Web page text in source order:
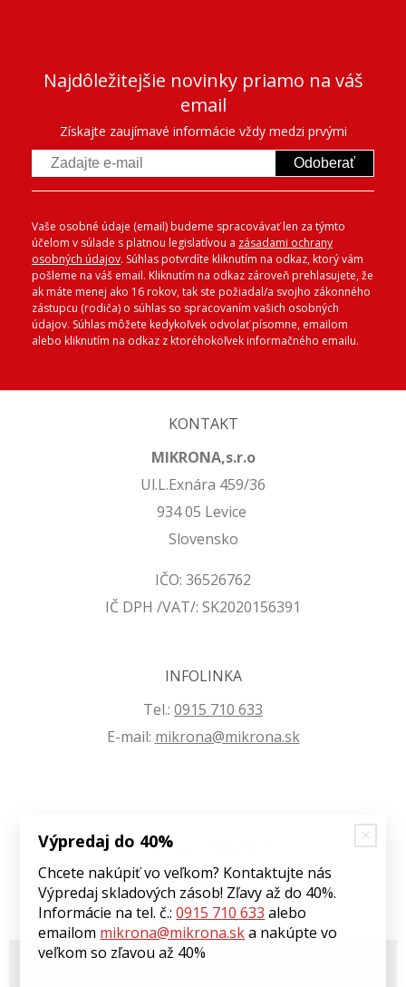
Najdôležitejšie novinky priamo na váš
email
Získajte zaujímavé informácie vždy medzi prvými
Odoberať
Vaše osobné údaje (email) budeme spracovávať len za týmto
účelom v súlade s platnou legislatívou a zásadami ochrany
osobných údajov. Súhlas potvrdíte kliknutím na odkaz, ktorý vám
pošleme na váš email. Kliknutím na odkaz zároveň prehlasujete, že
ak máte menej ako 16 rokov, tak ste požiadal/a svojho zákonného
zástupcu (rodiča) o súhlas so spracovaním vašich osobných
údajov. Súhlas môžete kedykoľvek odvolať písomne, emailom
alebo kliknutím na odkaz z ktoréhokoľvek informačného emailu.
KONTAKT
MIKRONA,s.r.o
Ul.L.Exnára 459/36
934 05 Levice
Slovensko
IČO: 36526762
IČ DPH /VAT/: SK2020156391
INFOLINKA
Tel.: 0915 710 633
E-mail: mikrona@mikrona.sk
VŠETKO O NÁKUPE
Obchodné podmienky
Ochrana osobných údajov
© 2026 Môj eshop •tvorba eshopu cez UNIobchod
Výpredaj do 40%
Chcete nakúpiť vo veľkom? Kontaktujte nás
Výpredaj skladových zásob! Zľavy až do 40%.
Informácie na tel. č.:0915 710 633 alebo
emailom mikrona@mikrona.ska nakúpte vo
veľkom so zľavou až 40%